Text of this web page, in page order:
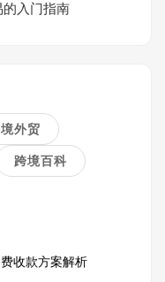
入门指南
外贸
跨境百科
收款方案解析